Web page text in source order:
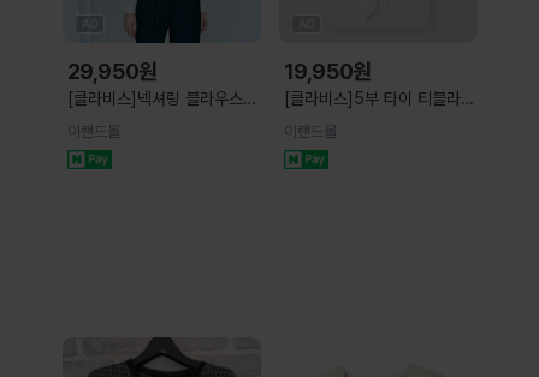
29,950원
[클라비스]넥셔링 블라우스
CVBWG2403M
이랜드몰
19,950원
[클라비스]5부 타이 티블라우
스 CVHWG2405Q
이랜드몰